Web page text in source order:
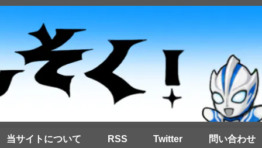
当サイトについて RSS Twitter 問い合わせ